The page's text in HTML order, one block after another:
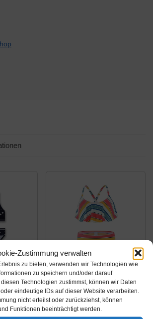
Zustimmung verwalten
zu bieten, verwenden wir Technologien wie
zu speichern und/oder darauf
Technologien zustimmst, können wir Daten
eindeutige IDs auf dieser Website verarbeiten.
nicht erteilst oder zurückziehst, können
Funktionen beeinträchtigt werden.
Amazon.de
27,99€
Moon Tree Mädchen